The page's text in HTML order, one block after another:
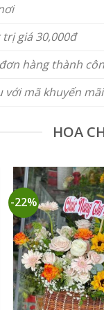
giá 30,000đ
hàng thành
mã khuyến
HOA
-22%